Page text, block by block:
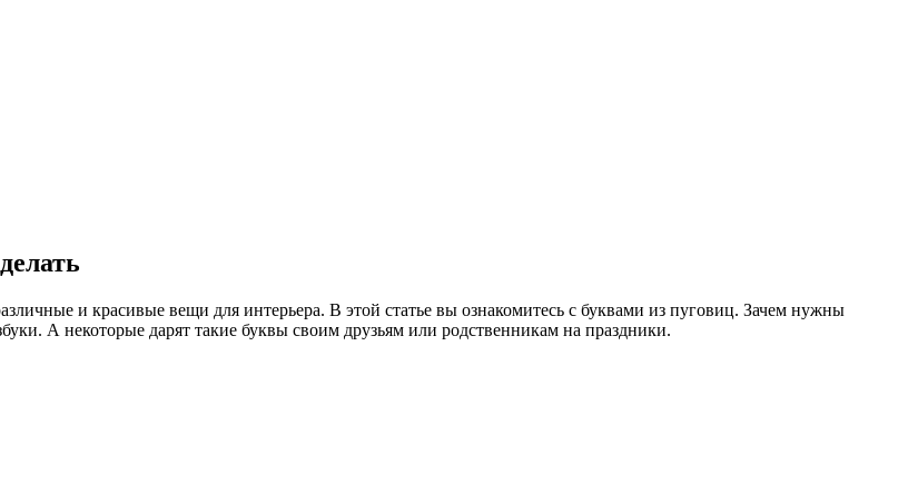
и красивые вещи для интерьера. В этой статье вы ознакомитесь с буквами из пуговиц. Зачем нужны
А некоторые дарят такие буквы своим друзьям или родственникам на праздники.